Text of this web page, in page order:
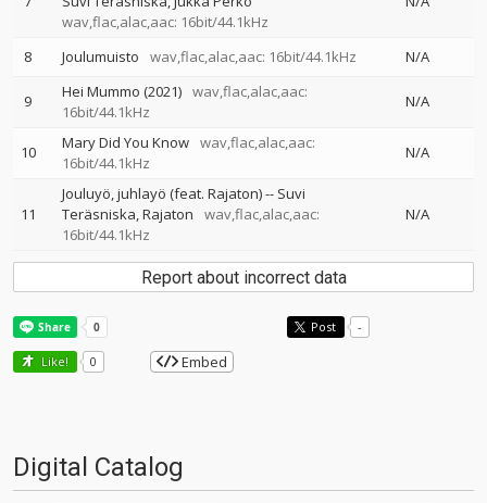
wav,flac,alac,aac: 16bit/44.1kHz
8 Joulumuisto wav,flac,alac,aac: 16bit/44.1kHz N/A
9 Hei Mummo (2021) wav,flac,alac,aac:
16bit/44.1kHz
N/A
10 Mary Did You Know wav,flac,alac,aac:
16bit/44.1kHz
N/A
11
Jouluyö, juhlayö (feat. Rajaton)-- Suvi
Teräsniska Rajaton
wav,flac,alac,aac:
16bit/44.1kHz
N/A
Report about incorrect data
Post -
Like! 0 Embed
Digital Catalog